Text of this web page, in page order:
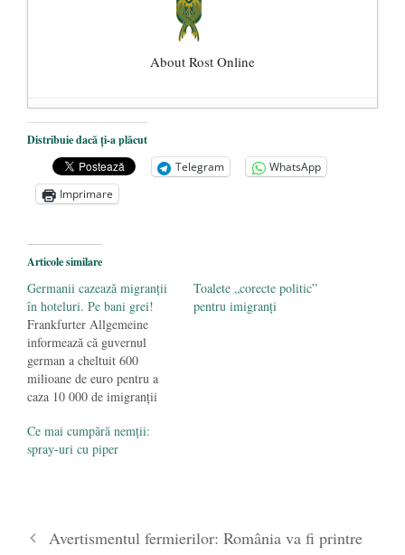
About Rost Online
Dezvăluiri cutremurătoare despre
președintele Ucrainei, Volodymyr
Zelensky
- 13 mai 2026
Statul care servește Națiunea
Legea Vexler produce efecte. Bustul
poetului Octavian Goga, înlăturat din Iași
- 16 aprilie 2026
Distribuie dacă ți-a plăcut
Telegram
WhatsApp
Imprimare
Articole similare
Germanii cazează migranţii
în hoteluri. Pe bani grei!
Frankfurter Allgemeine
informează că guvernul
german a cheltuit 600
milioane de euro pentru a
caza 10 000 de imigranţii
aparţinând grupului Grand
City Hotels. Se estimează că
primirea…
Toalete „corecte politic”
pentru imigranţi
Ce mai cumpără nemții:
spray-uri cu piper
Avertismentul fermierilor: România va fi printre